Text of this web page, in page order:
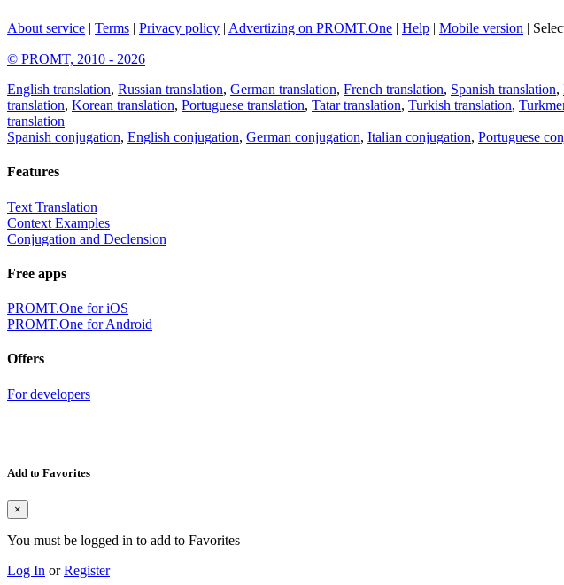
About service | Terms | Privacy policy | Advertizing on PROMT.One | Help | Mobile version |
© PROMT, 2010 - 2026
English translation, Russian translation, German translation, French translation, Spanish translation,
translation, Korean translation, Portuguese translation, Tatar translation, Turkish translation,
translation
Spanish conjugation, English conjugation, German conjugation, Italian conjugation, Portuguese
Features
Text Translation
Context Examples
Conjugation and Declension
Free apps
PROMT.One for iOS
PROMT.One for Android
Offers
For developers
Add to Favorites
×
You must be logged in to add to Favorites
Log In orRegister